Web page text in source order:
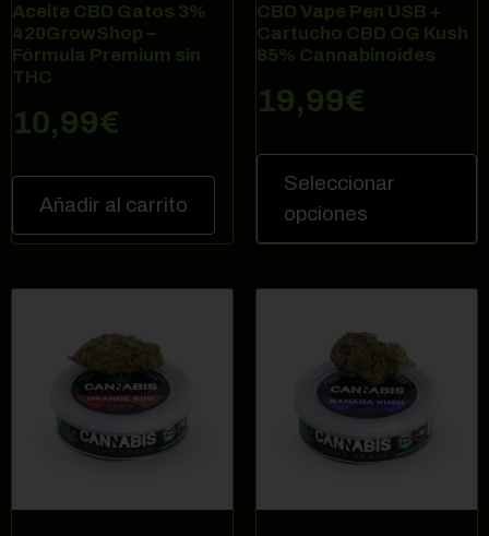
Aceite CBD Gatos 3%
420GrowShop –
Fórmula Premium sin
THC
10,99€
Añadir al carrito
CBD Vape Pen USB +
Cartucho CBD OG Kush
85% Cannabinoides
19,99€
Seleccionar
opciones